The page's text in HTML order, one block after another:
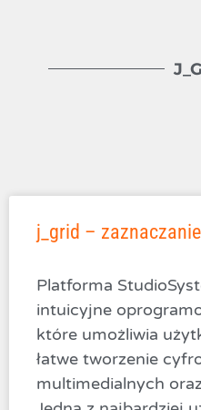
j_grid –
Platforma
intuicyjne
które umożliwia
łatwe tworzenie
multimedialnych